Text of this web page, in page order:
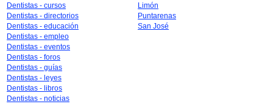
Dentistas - cursos
Dentistas - directorios
Dentistas - educación
Dentistas - empleo
Dentistas - eventos
Dentistas - foros
Dentistas - guías
Dentistas - leyes
Dentistas - libros
Dentistas - noticias
Limón
Puntarenas
San José